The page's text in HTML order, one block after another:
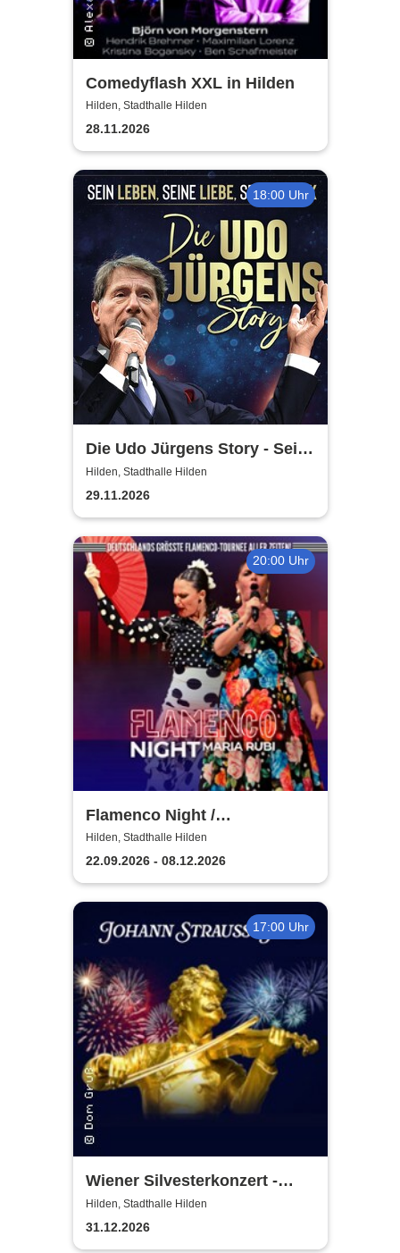
Comedyflash XXL in Hilden
Hilden, Stadthalle Hilden
28.11.2026
18:00 Uhr
Die Udo Jürgens Story - Sein
Leben, seine Liebe, seine
Musik! Konzerte 2026
Hilden, Stadthalle Hilden
29.11.2026
20:00 Uhr
Flamenco Night /
Flamencomanía Tour 26/27 -
Deutschlands größte
Flamenco-Tournee
Hilden, Stadthalle Hilden
22.09.2026 - 08.12.2026
17:00 Uhr
Wiener Silvesterkonzert -
Wiener Neujahrskonzert
Hilden, Stadthalle Hilden
31.12.2026